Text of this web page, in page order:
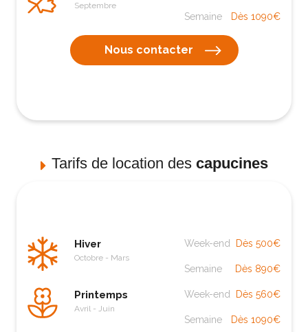
Septembre
Semaine Dès 1090€
Nous contacter
Tarifs de location des capucines
Hiver
Octobre - Mars
Week-end Dès 500€
Semaine Dès 890€
Printemps
Avril - Juin
Week-end Dès 560€
Semaine Dès 1090€